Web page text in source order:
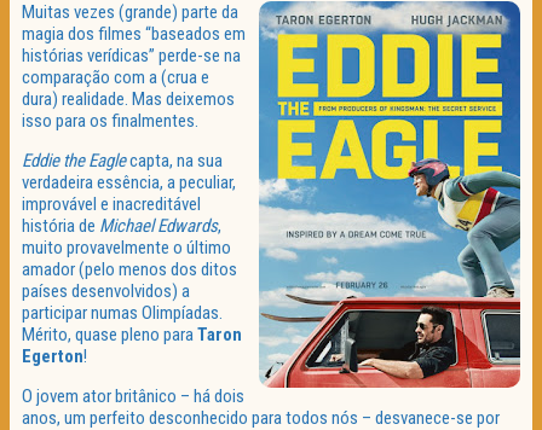
Muitas vezes (grande) parte da
magia dos filmes “baseados em
histórias verídicas” perde-se na
comparação com a (crua e
dura) realidade. Mas deixemos
isso para os finalmentes.
Eddie the Eaglecapta, na sua
verdadeira essência, a peculiar,
improvável e inacreditável
história de Michael Edwards,
muito provavelmente o último
amador (pelo menos dos ditos
países desenvolvidos) a
participar numas Olimpíadas.
Mérito, quase pleno paraTaron
Egerton!
O jovem ator britânico – há dois
anos, um perfeito desconhecido para todos nós – desvanece-se por